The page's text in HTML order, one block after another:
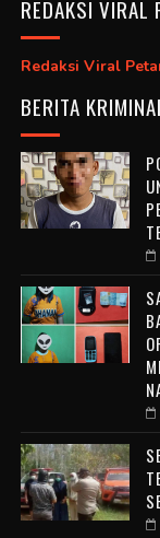
REDAKSI VIRAL
Redaksi Viral
BERITA